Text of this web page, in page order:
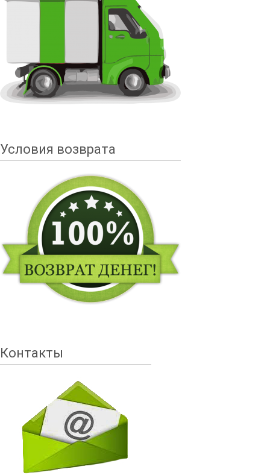
Условия возврата
Контакты